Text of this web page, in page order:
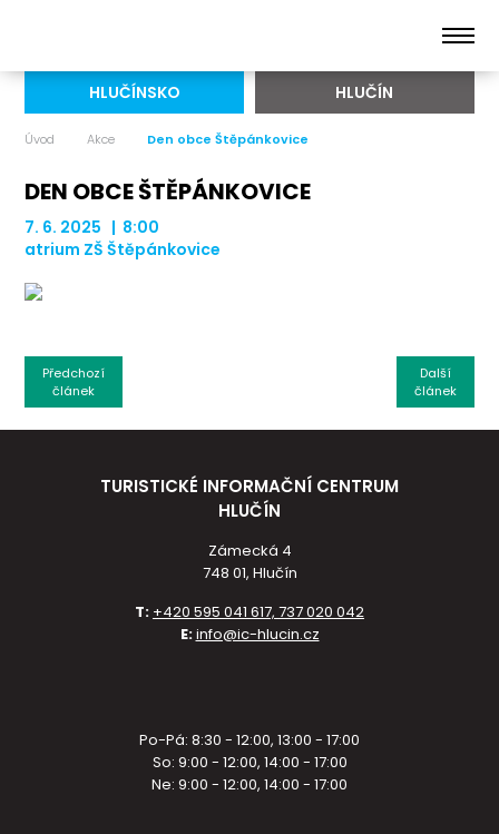
HLUČÍNSKO HLUČÍN
Úvod Akce Den obce Štěpánkovice
DEN OBCE ŠTĚPÁNKOVICE
7. 6. 2025 | 8:00
atrium ZŠ Štěpánkovice
Další
článek
Předchozí
článek
TURISTICKÉ INFORMAČNÍ CENTRUM
HLUČÍN
Zámecká 4
748 01, Hlučín
T: +420 595 041 617, 737 020 042
E:info@ic-hlucin.cz
Po-Pá: 8:30 - 12:00, 13:00 - 17:00
So: 9:00 - 12:00, 14:00 - 17:00
Ne: 9:00 - 12:00, 14:00 - 17:00